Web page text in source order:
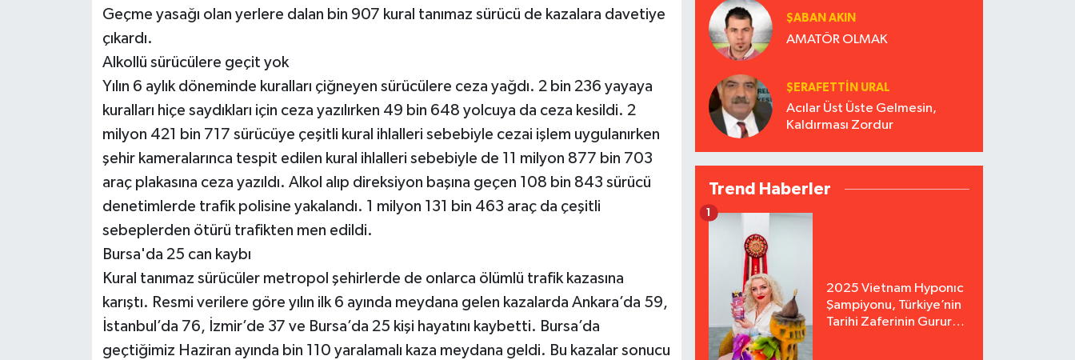
Geçme yasağı olan yerlere dalan bin 907 kural tanımaz sürücü de kazalara davetiye
çıkardı.
Alkollü sürücülere geçit yok
Yılın 6 aylık döneminde kuralları çiğneyen sürücülere ceza yağdı. 2 bin 236 yayaya
kuralları hiçe saydıkları için ceza yazılırken 49 bin 648 yolcuya da ceza kesildi. 2
milyon 421 bin 717 sürücüye çeşitli kural ihlalleri sebebiyle cezai işlem uygulanırken
şehir kameralarınca tespit edilen kural ihlalleri sebebiyle de 11 milyon 877 bin 703
araç plakasına ceza yazıldı. Alkol alıp direksiyon başına geçen 108 bin 843 sürücü
denetimlerde trafik polisine yakalandı. 1 milyon 131 bin 463 araç da çeşitli
sebeplerden ötürü trafikten men edildi.
Bursa'da 25 can kaybı
Kural tanımaz sürücüler metropol şehirlerde de onlarca ölümlü trafik kazasına
karıştı. Resmi verilere göre yılın ilk 6 ayında meydana gelen kazalarda Ankara’da 59,
İstanbul’da 76, İzmir’de 37 ve Bursa’da 25 kişi hayatını kaybetti. Bursa’da
geçtiğimiz Haziran ayında bin 110 yaralamalı kaza meydana geldi. Bu kazalar sonucu
ŞABAN AKIN
AMATÖR OLMAK
ŞERAFETTIN URAL
Acılar Üst Üste Gelmesin,
Kaldırması Zordur
Trend Haberler
2025 Vietnam Hyponıc
Şampiyonu, Türkiye’nin
Tarihi Zaferinin Gururu
1